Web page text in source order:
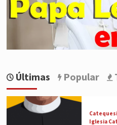
Últimas Popular
Iglesia